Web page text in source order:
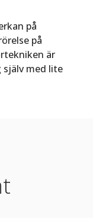
på
på
är
själv med lite